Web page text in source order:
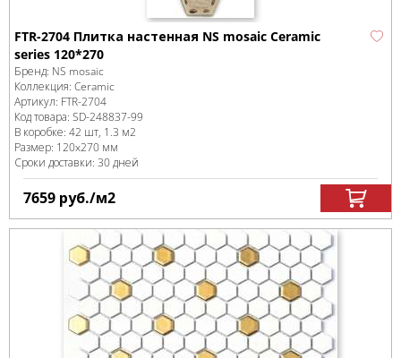
FTR-2704 Плитка настенная NS mosaic Ceramic
series 120*270
Бренд: NS mosaic
Коллекция: Ceramic
Артикул: FTR-2704
Код товара: SD-248837-99
В коробке: 42 шт, 1.3 м2
Размер: 120x270 мм
Сроки доставки: 30 дней
7659 руб./м2